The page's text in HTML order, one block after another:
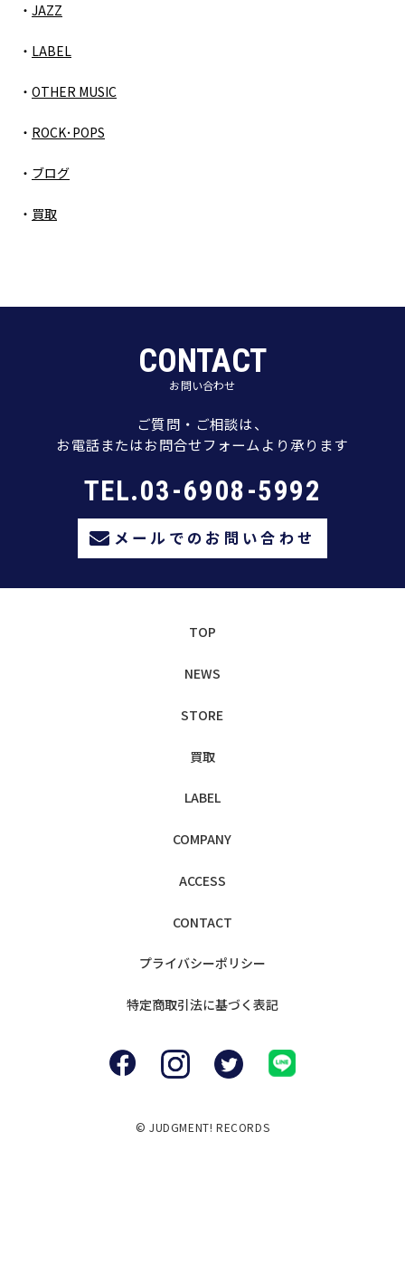
JAZZ
LABEL
OTHER MUSIC
ROCK･POPS
ブログ
買取
CONTACT
お問い合わせ
ご質問・ご相談は、
お電話またはお問合せフォームより承ります
TEL.03-6908-5992
メールでのお問い合わせ
TOP
NEWS
STORE
買取
LABEL
COMPANY
ACCESS
CONTACT
プライバシーポリシー
特定商取引法に基づく表記
© JUDGMENT! RECORDS